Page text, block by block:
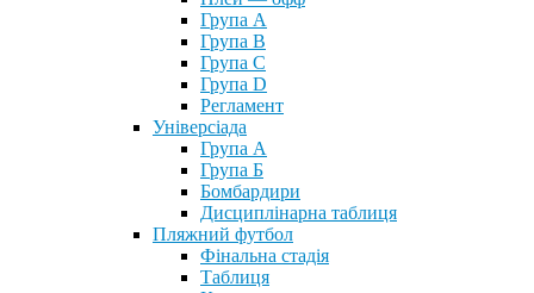
Група А
Група B
Група С
Група D
Регламент
Універсіада
Група А
Група Б
Бомбардири
Дисциплінарна таблиця
Пляжний футбол
Фінальна стадія
Таблиця